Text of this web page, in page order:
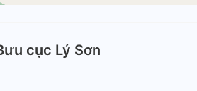
cục Lý Sơn